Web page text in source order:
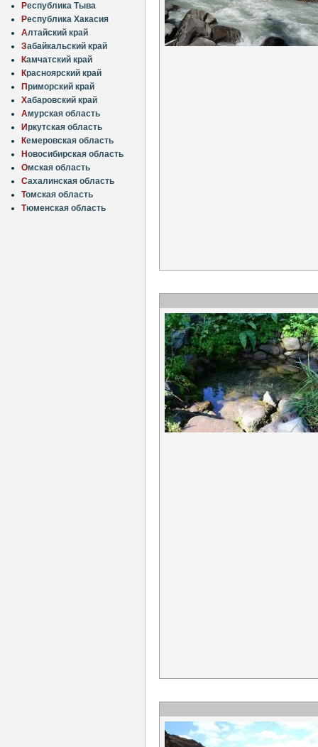
Республика Тыва
Республика Хакасия
Алтайский край
Забайкальский край
Камчатский край
Красноярский край
Приморский край
Хабаровский край
Амурская область
Иркутская область
Кемеровская область
Новосибирская область
Омская область
Сахалинская область
Томская область
Тюменская область